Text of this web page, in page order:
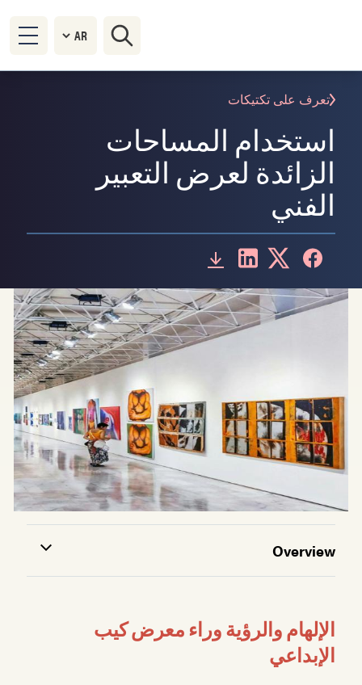
تعرف على تكتيكات
استخدام المساحات
الزائدة لعرض التعبير
الفني
Overview
الإلهام والرؤية وراء معرض كيب
الإبداعي